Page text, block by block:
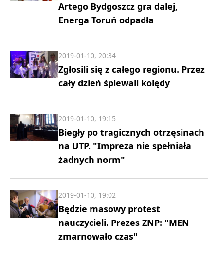
Artego Bydgoszcz gra dalej,
Energa Toruń odpadła
Zgłosili się z całego regionu. Przez
cały dzień śpiewali kolędy
2019-01-10, 20:34
Biegły po tragicznych otrzęsinach
na UTP. "Impreza nie spełniała
żadnych norm"
2019-01-10, 19:15
Będzie masowy protest
nauczycieli. Prezes ZNP: "MEN
zmarnowało czas"
2019-01-10, 19:02